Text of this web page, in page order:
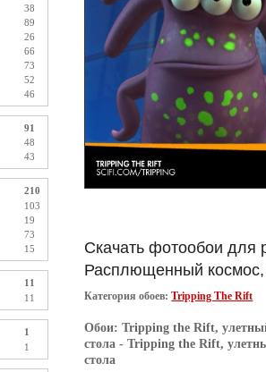
38
89
26
66
73
52
46
91
48
43
210
103
19
73
15
11
11
1
1
Скачать фотообои для
Расплющенный космос,
Категория обоев:Tripping The Rift
Обои:Tripping the Rift,
стола - Tripping the Rift,
стола